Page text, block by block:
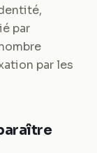
par
par les